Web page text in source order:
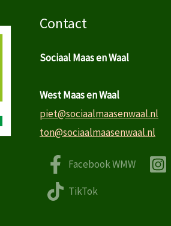
Contact
Sociaal Maas en Waal
West Maas en Waal
piet@sociaalmaasenwaal.nl
ton@sociaalmaasenwaal.nl
Facebook WMW
TikTok